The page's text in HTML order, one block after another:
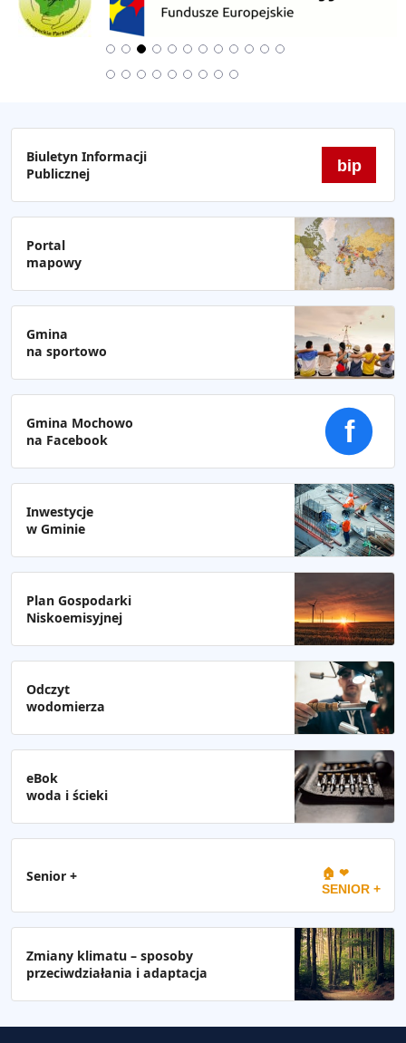
Biuletyn Informacji
Publicznej
bip
Portal
mapowy
Gmina
na sportowo
Gmina Mochowo
na Facebook
f
Inwestycje
w Gminie
Plan Gospodarki
Niskoemisyjnej
Odczyt
wodomierza
eBok
woda i ścieki
Senior + 🏠 ❤
SENIOR +
Zmiany klimatu – sposoby
przeciwdziałania i adaptacja